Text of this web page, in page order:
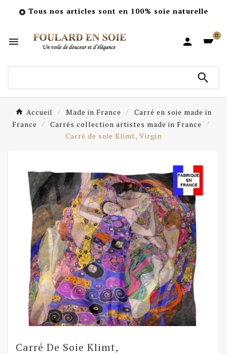
 Tous nos articles sont en 100% soie naturelle
 
0

Accueil Made in France
Carré en soie made in
France
Carrés collection artistes made in France
Carré de soie Klimt, Virgin
Carré De Soie Klimt,